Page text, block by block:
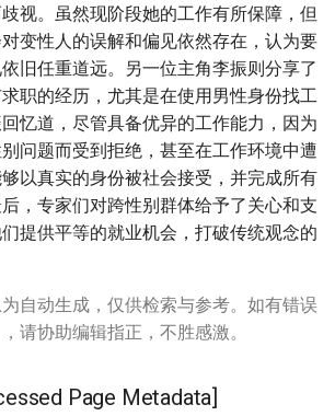
视。虽然现阶段她的工作有所保障，但
变性人的误解和偏见依然存在，认为要
旧任重道远。另一位主角李振则分享了
职的经历，尤其是在使用男性身份找工
忆道，尽管具备优异的工作能力，因为
问题而受到拒绝，甚至在工作环境中遭
以真实的身份被社会接受，并完成所有
，专家们对跨性别群体给予了关心和支
提供平等的就业机会，打破传统观念的
自动生成，仅供检索与参考。如有错误
请协助编辑指正，不胜感激。
Page Metadata]